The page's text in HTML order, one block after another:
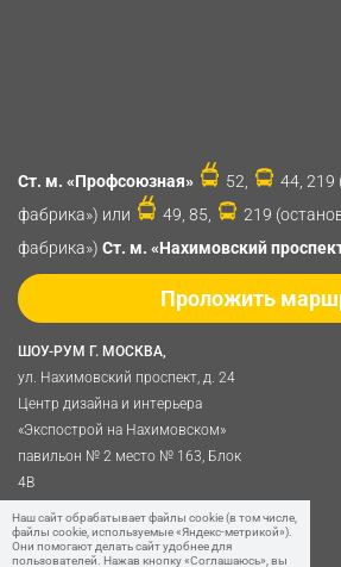
ШОУ-РУМ Г. МОСКВА,
ул. Нахимовский проспект, д. 24
Центр дизайна и интерьера
«Экспострой на Нахимовском»
павильон № 2 место № 163, Блок
4B
Политика обработки
персональных данных
Ст. м. «Профсоюзная» 52,
44, 219
фабрика») или
49, 85,
219
фабрика») Ст. м. «Нахимовский
Проложить
Наш сайт обрабатывает файлы cookie (в том числе,
файлы cookie, используемые «Яндекс-метрикой»).
Они помогают делать сайт удобнее для
пользователей. Нажав кнопку «Соглашаюсь», вы